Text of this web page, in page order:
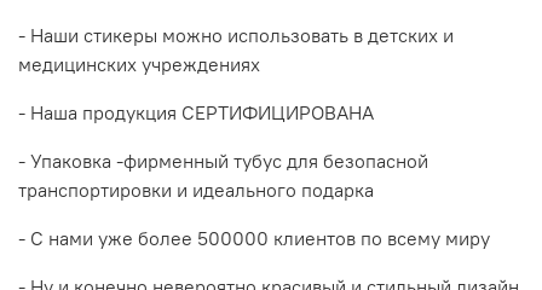
- Наши стикеры можно использовать в детских и
медицинских учреждениях
- Наша продукция СЕРТИФИЦИРОВАНА
- Упаковка -фирменный тубус для безопасной
транспортировки и идеального подарка
- С нами уже более 500000 клиентов по всему миру